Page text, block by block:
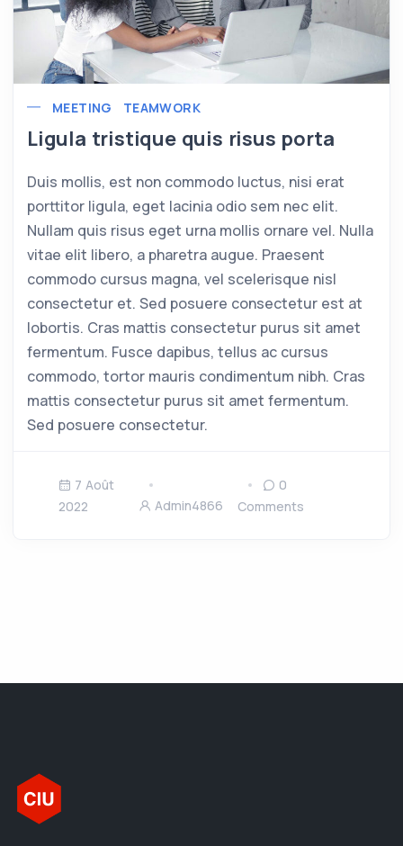
MEETING TEAMWORK
Ligula tristique quis risus porta
Duis mollis, est non commodo luctus, nisi erat
porttitor ligula, eget lacinia odio sem nec elit.
Nullam quis risus eget urna mollis ornare vel. Nulla
vitae elit libero, a pharetra augue. Praesent
commodo cursus magna, vel scelerisque nisl
consectetur et. Sed posuere consectetur est at
lobortis. Cras mattis consectetur purus sit amet
fermentum. Fusce dapibus, tellus ac cursus
commodo, tortor mauris condimentum nibh. Cras
mattis consectetur purus sit amet fermentum.
Sed posuere consectetur.
7 Août
2022
Admin4866
0
Comments